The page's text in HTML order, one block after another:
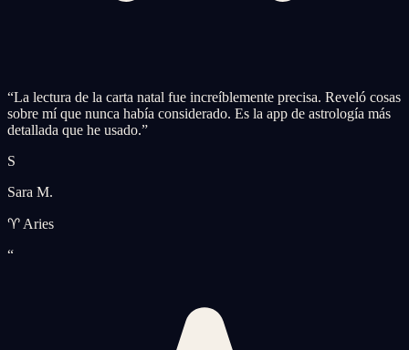
“La lectura de la carta natal fue increíblemente precisa. Reveló cosas
sobre mí que nunca había considerado. Es la app de astrología más
detallada que he usado.”
S
Sara M.
♈ Aries
“